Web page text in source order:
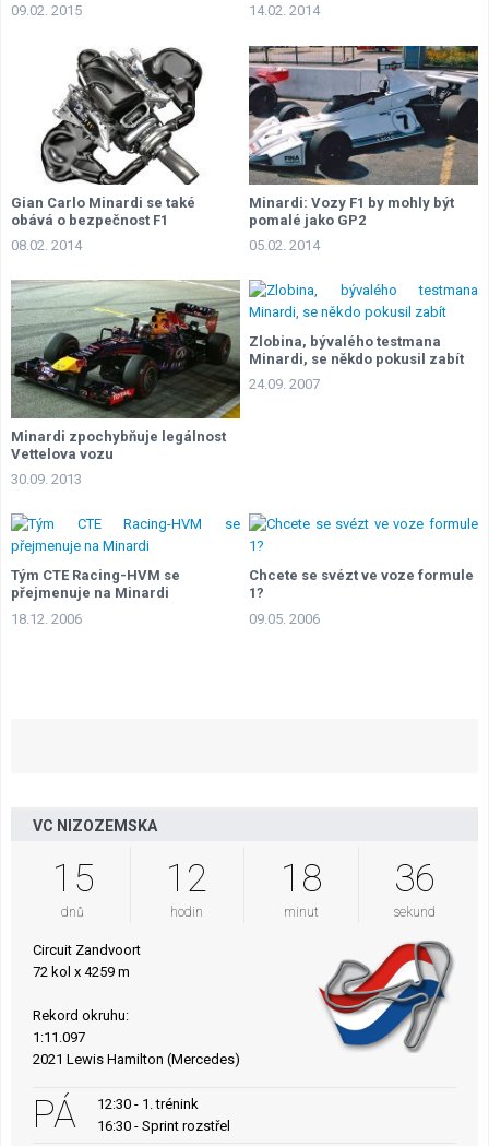
09.02. 2015
14.02. 2014
Gian Carlo Minardi se také
obává o bezpečnost F1
08.02. 2014
Minardi: Vozy F1 by mohly být
pomalé jako GP2
05.02. 2014
Minardi zpochybňuje legálnost
Vettelova vozu
30.09. 2013
Zlobina, bývalého testmana
Minardi, se někdo pokusil zabít
24.09. 2007
Tým CTE Racing-HVM se
přejmenuje na Minardi
18.12. 2006
Chcete se svézt ve voze formule
1?
09.05. 2006
VC NIZOZEMSKA
15
dnů
12
hodin
18
minut
35
sekund
Circuit Zandvoort
72 kol x 4259 m
Rekord okruhu:
1:11.097
2021 Lewis Hamilton (Mercedes)
PÁ
12:30 - 1. trénink
16:30 - Sprint rozstřel